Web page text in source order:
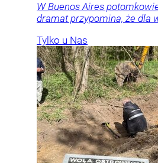
W Buenos Aires
dramat przypomina, że dla
Tylko u Nas